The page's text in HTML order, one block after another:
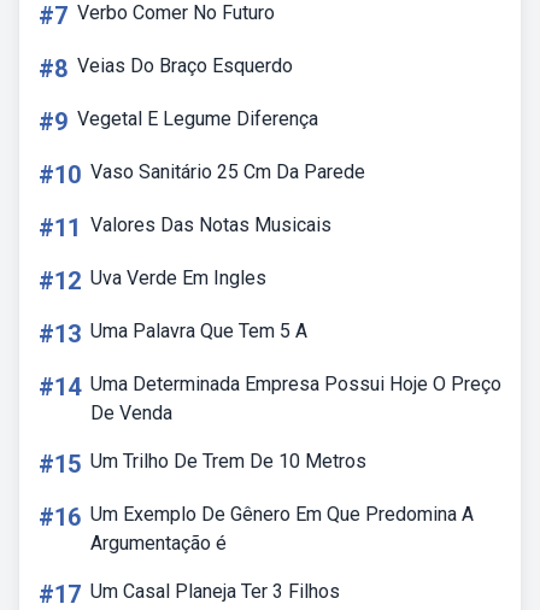
#7 Verbo Comer No Futuro
#8 Veias Do Braço Esquerdo
#9 Vegetal E Legume Diferença
#10 Vaso Sanitário 25 Cm Da Parede
#11 Valores Das Notas Musicais
#12 Uva Verde Em Ingles
#13 Uma Palavra Que Tem 5 A
#14 Uma Determinada Empresa Possui Hoje O Preço
De Venda
#15 Um Trilho De Trem De 10 Metros
#16 Um Exemplo De Gênero Em Que Predomina A
Argumentação é
#17 Um Casal Planeja Ter 3 Filhos